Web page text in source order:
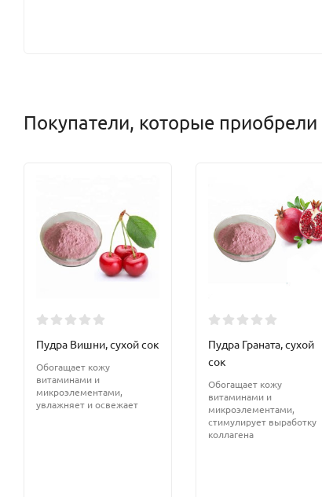
Покупатели, которые
Пудра Вишни, сухой сок
Обогащает кожу
витаминами и
микроэлементами,
увлажняет и освежает
Пудра Граната, сухой
сок
Обогащает кожу
витаминами и
микроэлементами,
стимулирует выработку
коллагена